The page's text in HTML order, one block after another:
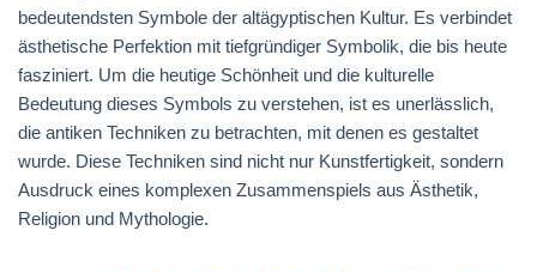
bedeutendsten Symbole der altägyptischen Kultur. Es verbindet
ästhetische Perfektion mit tiefgründiger Symbolik, die bis heute
fasziniert. Um die heutige Schönheit und die kulturelle
Bedeutung dieses Symbols zu verstehen, ist es unerlässlich,
die antiken Techniken zu betrachten, mit denen es gestaltet
wurde. Diese Techniken sind nicht nur Kunstfertigkeit, sondern
Ausdruck eines komplexen Zusammenspiels aus Ästhetik,
Religion und Mythologie.